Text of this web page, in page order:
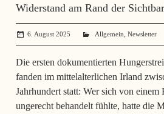
Widerstand am Rand der
6. August 2025 administrator
Allgemein, Newsletter
Die ersten dokumentierten
fanden im mittelalterlichen Irland
Jahrhundert statt: Wer sich von einem
ungerecht behandelt fühlte, hatte die